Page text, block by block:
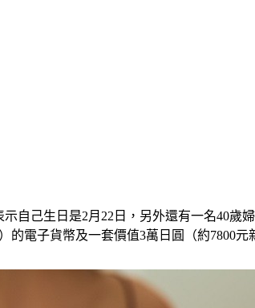
自己生日是2月22日，另外還有一名40歲
電子貨幣及一套價值3萬日圓（約7800